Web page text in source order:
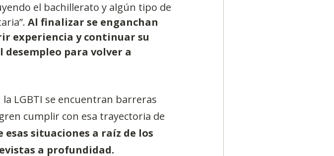
el bachillerato y algún tipo de
Al finalizar se enganchan
experiencia y continuar su
para volver a
LGBTI se encuentran barreras
cumplir con esa trayectoria de
esas situaciones a raíz de los
a profundidad.